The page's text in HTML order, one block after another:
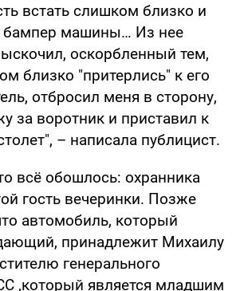
встать слишком близко и
бампер машины… Из нее
оскорбленный тем,
близко "притерлись" к его
отбросил меня в сторону,
за воротник и приставил к
– написала публицист.
всё обошлось: охранника
гость вечеринки. Позже
автомобиль, который
принадлежит Михаилу
генерального
,который является младшим